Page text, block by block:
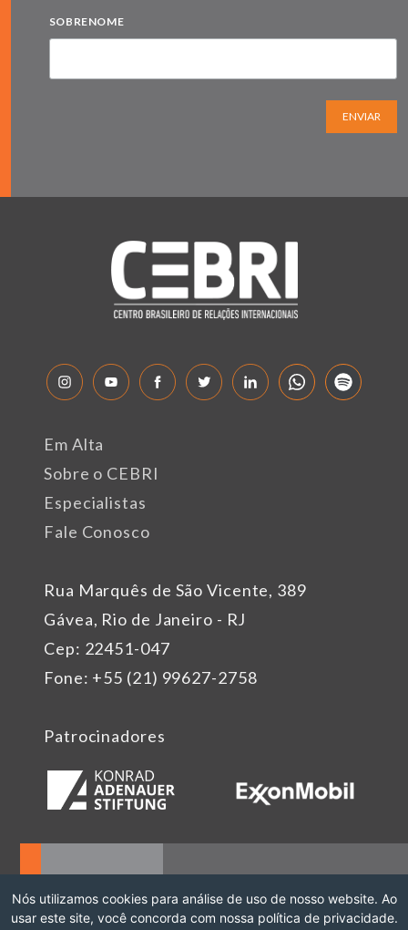
SOBRENOME
ENVIAR
Rua Marquês de São Vicente, 389
Gávea, Rio de Janeiro - RJ
Cep: 22451-047
Fone: +55 (21) 99627-2758
Em Alta
Sobre o CEBRI
Especialistas
Fale Conosco
Patrocinadores
Nós utilizamos cookies para análise de uso de nosso website. Ao
usar este site, você concorda com nossa política de privacidade.